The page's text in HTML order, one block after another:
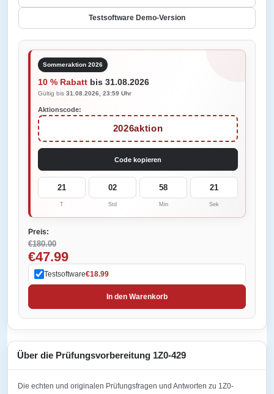
Testsoftware Demo-Version
Sommeraktion 2026
10 % Rabatt bis 31.08.2026
Gültig bis 31.08.2026, 23:59 Uhr
Aktionscode:
2026aktion
Code kopieren
21
T
02
Std
58
Min
21
Sek
Preis:
€180.00
€47.99
Testsoftware€18.99
In den Warenkorb
Über die Prüfungsvorbereitung 1Z0-429
Die echten und originalen Prüfungsfragen und Antworten zu 1Z0-